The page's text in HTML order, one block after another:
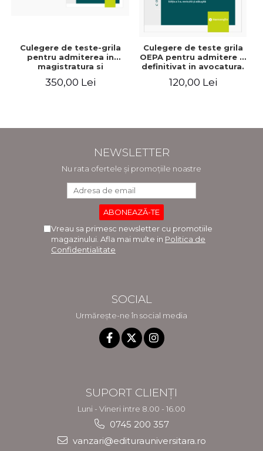
Culegere de teste-grila
pentru admiterea in
magistratura si
revizuita si adaugita -
350,00 Lei
Culegere de teste grila
OEPA pentru admitere si
definitivat in avocatura.
variantelor de raspuns.
120,00 Lei
NEWSLETTER
Nu rata ofertele și promoțiile noastre
Vreau sa primesc newsletter cu promotiile
magazinului. Afla mai multe in Politica de
Confidentialitate
SOCIAL
Urmărește-ne în social media
SUPORT CLIENȚI
Luni - Vineri intre 8.00 - 16.00
0745 200 357
vanzari@editurauniversitara.ro